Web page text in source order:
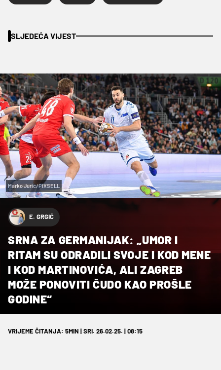
SLJEDEĆA VIJEST
Marko Juric/PIXSELL
E. GRGIĆ
SRNA ZA GERMANIJAK: „UMOR I
RITAM SU ODRADILI SVOJE I KOD MENE
I KOD MARTINOVIĆA, ALI ZAGREB
MOŽE PONOVITI ČUDO KAO PROŠLE
GODINE“
VRIJEME ČITANJA: 5MIN | SRI. 26.02.25. | 08:15